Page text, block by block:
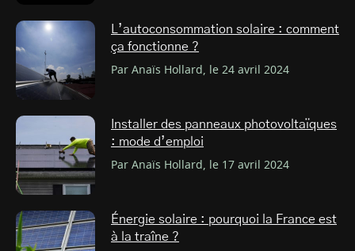
L’autoconsommation solaire : comment
ça fonctionne ?
Par Anaïs Hollard, le 24 avril 2024
Installer des panneaux photovoltaïques
: mode d’emploi
Par Anaïs Hollard, le 17 avril 2024
Énergie solaire : pourquoi la France est
à la traîne ?